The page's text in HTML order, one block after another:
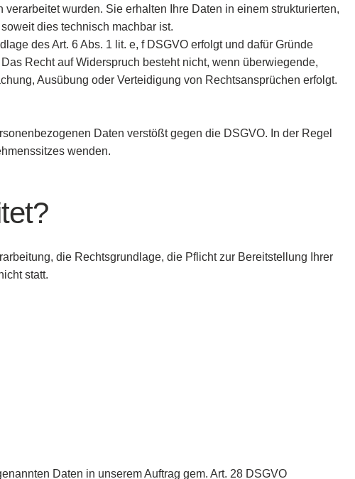
wurden. Sie erhalten Ihre Daten in einem strukturierten,
dies technisch machbar ist.
des Art. 6 Abs. 1 lit. e, f DSGVO erfolgt und dafür Gründe
Recht auf Widerspruch besteht nicht, wenn überwiegende,
Ausübung oder Verteidigung von Rechtsansprüchen erfolgt.
Daten verstößt gegen die DSGVO. In der Regel
wenden.
die Rechtsgrundlage, die Pflicht zur Bereitstellung Ihrer
statt.
Daten in unserem Auftrag gem. Art. 28 DSGVO